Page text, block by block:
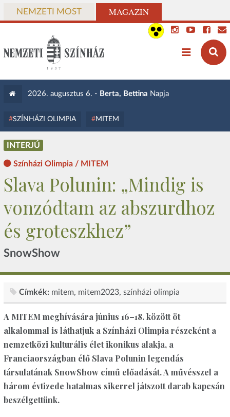
NEMZETI MOST MAGAZIN
2026. augusztus 6. - Berta, Bettina Napja
SZÍNHÁZI OLIMPIA MITEM
INTERJÚ
Színházi Olimpia / MITEM
Slava Polunin: „Mindig is
vonzódtam az abszurdhoz
és groteszkhez”
SnowShow
Címkék: mitem mitem2023 színházi olimpia
A MITEM meghívására június 16–18. között öt
alkalommal is láthatjuk a Színházi Olimpia részeként a
nemzetközi kulturális élet ikonikus alakja, a
Franciaországban élő Slava Polunin legendás
társulatának SnowShow című előadását. A művésszel a
három évtizede hatalmas sikerrel játszott darab kapcsán
beszélgettünk.